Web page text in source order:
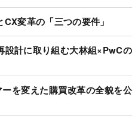
変革の「三つの要件」
設計に取り組む大林組×PwCの
を変えた購買改革の全貌を公